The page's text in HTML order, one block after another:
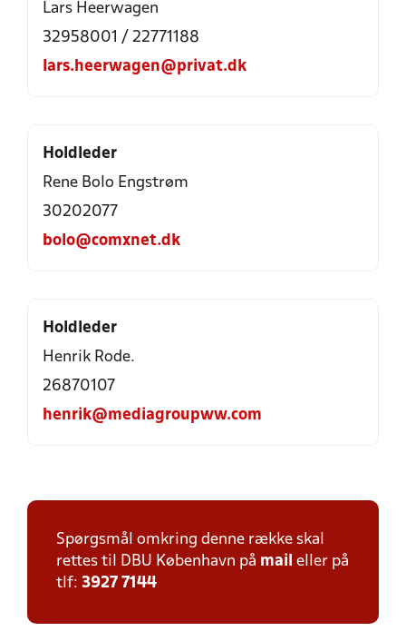
Lars Heerwagen
32958001 / 22771188
lars.heerwagen@privat.dk
Holdleder
Rene Bolo Engstrøm
30202077
bolo@comxnet.dk
Holdleder
Henrik Rode.
26870107
henrik@mediagroupww.com
Spørgsmål omkring denne række skal
rettes til DBU København på mail eller på
tlf: 3927 7144